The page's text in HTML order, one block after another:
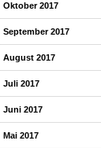
Oktober 2017
September 2017
August 2017
Juli 2017
Juni 2017
Mai 2017